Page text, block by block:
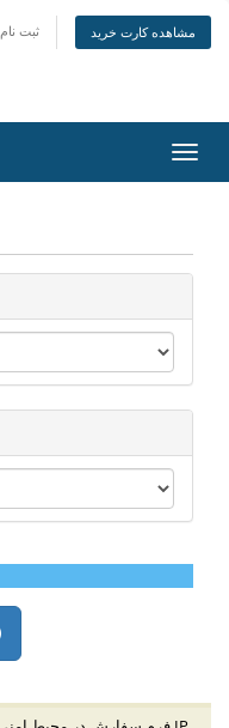
ثبت نام مشاهده کارت خرید